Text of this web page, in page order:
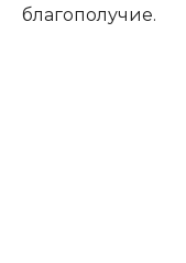
благополучие.